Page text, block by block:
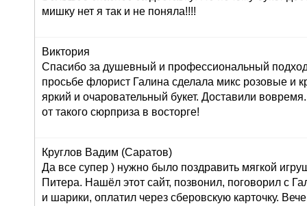
мишку нет я так и не поняла!!!!
Виктория
Спасибо за душевный и профессиональный
просьбе флорист Галина сделала микс розовые и
яркий и очаровательный букет. Доставили
от такого сюрприза в восторге!
Круглов Вадим (Саратов)
Да все супер ) нужно было поздравить мягкой
Питера. Нашёл этот сайт, позвонил, поговорил с
и шарики, оплатил через сберовскую карточку.